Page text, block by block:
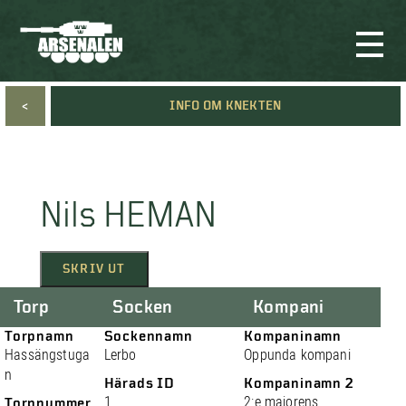
< INFO OM KNEKTEN
Nils HEMAN
SKRIV UT
Torp
Torpnamn
Hassängstuga
n
Socken
Sockennamn
Lerbo
Härads ID
1
Kompani
Kompaninamn
Oppunda kompani
Kompaninamn 2
2:e majorens